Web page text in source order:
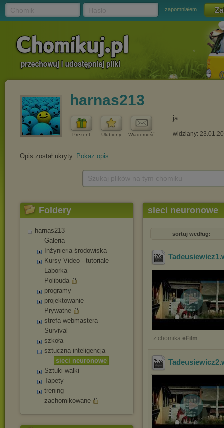
zapomniałem
harnas213
Prezent Ulubiony Wiadomość
ja
widziany:
Opis został ukryty. Pokaż opis
Foldery
harnas213
Galeria
Inżynieria środowiska
Kursy Video - tutoriale
Laborka
Polibuda
programy
projektowanie
Prywatne
strefa webmastera
Survival
szkoła
sztuczna inteligencja
sieci neuronowe
Sztuki walki
Tapety
trening
zachomikowane
sieci neuronowe
sortuj według:
Tadeusiewicz1
z chomika eFilm
Tadeusiewicz2